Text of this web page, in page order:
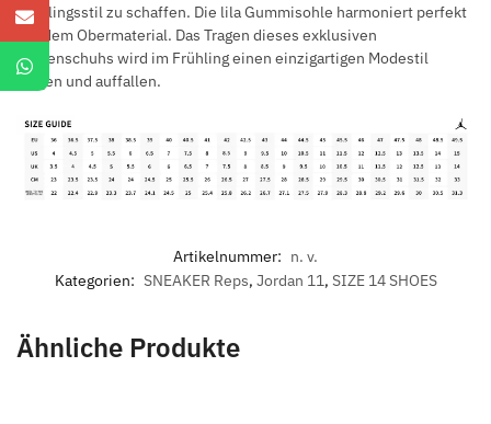
Frühlingsstil zu schaffen. Die lila Gummisohle harmoniert perfekt
mit dem Obermaterial. Das Tragen dieses exklusiven
Damenschuhs wird im Frühling einen einzigartigen Modestil
zeigen und auffallen.
Artikelnummer: n. v.
Kategorien: SNEAKER Reps, Jordan 11, SIZE 14 SHOES
Ähnliche Produkte